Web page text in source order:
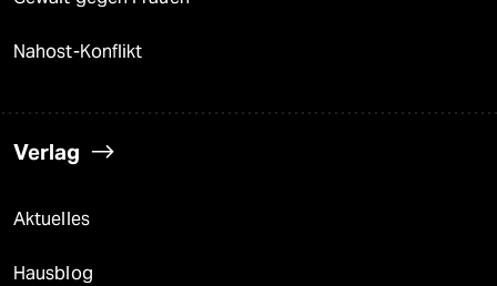
Nahost-Konflikt
Verlag
Aktuelles
Hausblog